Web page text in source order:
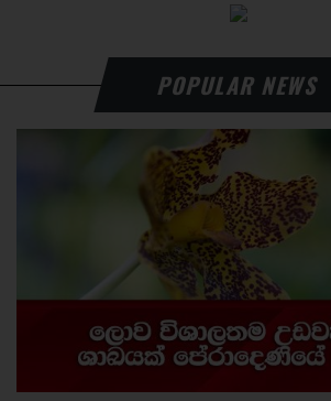
POPULAR NEWS